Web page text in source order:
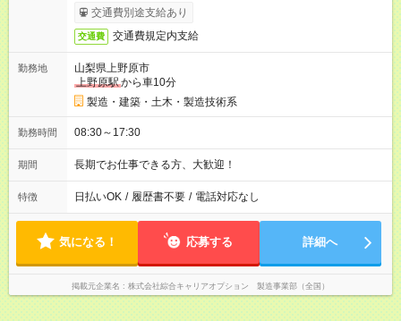
交通費別途支給あり
交通費 交通費規定内支給
勤務地
山梨県上野原市
上野原駅から車10分
製造・建築・土木・製造技術系
勤務時間 08:30～17:30
期間 長期でお仕事できる方、大歓迎！
特徴 日払いOK / 履歴書不要 / 電話対応なし
気になる！ 応募する 詳細へ
掲載元企業名 株式会社綜合キャリアオプション 製造事業部（全国）